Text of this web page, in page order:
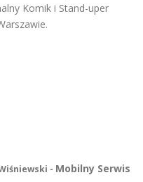
Komik i Stand-uper
.
- Mobilny Serwis